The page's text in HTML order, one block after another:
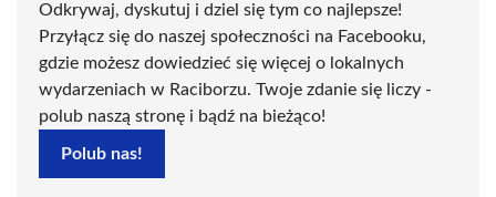
Odkrywaj, dyskutuj i dziel się tym co najlepsze!
Przyłącz się do naszej społeczności na Facebooku,
gdzie możesz dowiedzieć się więcej o lokalnych
wydarzeniach w Raciborzu. Twoje zdanie się liczy -
polub naszą stronę i bądź na bieżąco!
Polub nas!